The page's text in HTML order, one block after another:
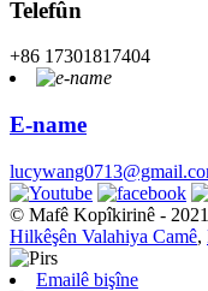
Telefûn
+86 17301817404
E-name
© Mafê Kopîkirinê -
Hilkêşên Valahiya Camê,
Emailê bişîne